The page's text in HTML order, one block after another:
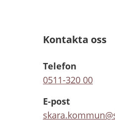
Kontakta oss
Telefon
0511-320 00
E-post